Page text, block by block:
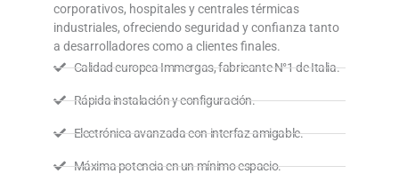
corporativos, hospitales y centrales térmicas
industriales, ofreciendo seguridad y confianza tanto
a desarrolladores como a clientes finales.
Calidad europea Immergas, fabricante N°1 de Italia.
Rápida instalación y configuración.
Electrónica avanzada con interfaz amigable.
Máxima potencia en un mínimo espacio.